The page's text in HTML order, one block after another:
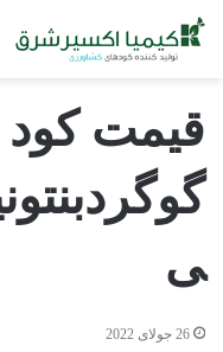
قیمت کود
ی
26 جولای 2022